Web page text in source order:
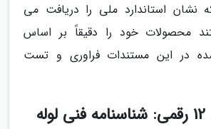
که نشان استاندارد ملی را دریافت می
محصولات خود را دقیقاً بر اساس
شده در این مستندات فراوری و تست